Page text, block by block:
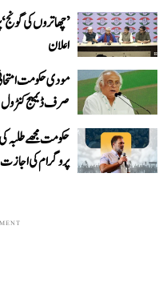
’چھاتروں کی
اعلان
مودی حکومت
صرف ڈیمیج
حکومت مجھے طلبہ
پروگرام کی